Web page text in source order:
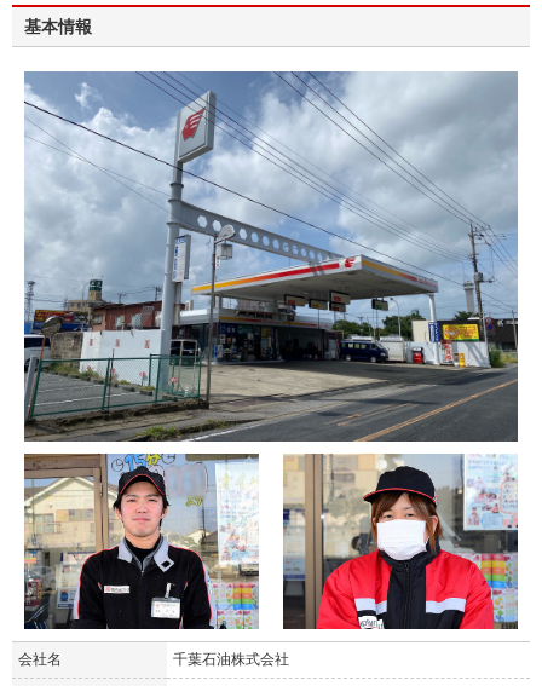
茂原ＳＳは元旦を除き無休、平日は7時から21時まで、日曜・祝祭日は8時から
20時まで営業しております。
基本情報
会社名 千葉石油株式会社